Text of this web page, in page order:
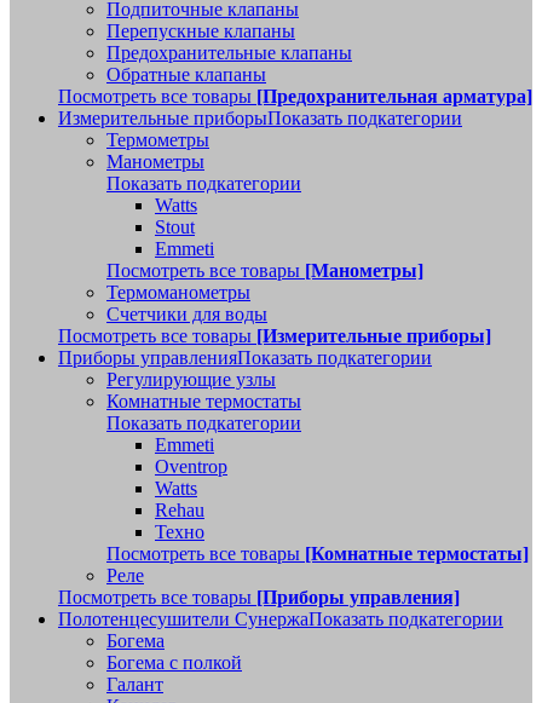
Подпиточные клапаны
Перепускные клапаны
Предохранительные клапаны
Обратные клапаны
Посмотреть все товары [Предохранительная арматура]
Измерительные приборыПоказать подкатегории
Термометры
Манометры
Показать подкатегории
Watts
Stout
Emmeti
Посмотреть все товары [Манометры]
Термоманометры
Счетчики для воды
Посмотреть все товары [Измерительные приборы]
Приборы управленияПоказать подкатегории
Регулирующие узлы
Комнатные термостаты
Показать подкатегории
Emmeti
Oventrop
Watts
Rehau
Техно
Посмотреть все товары [Комнатные термостаты]
Реле
Посмотреть все товары [Приборы управления]
Полотенцесушители СунержаПоказать подкатегории
Богема
Богема с полкой
Галант